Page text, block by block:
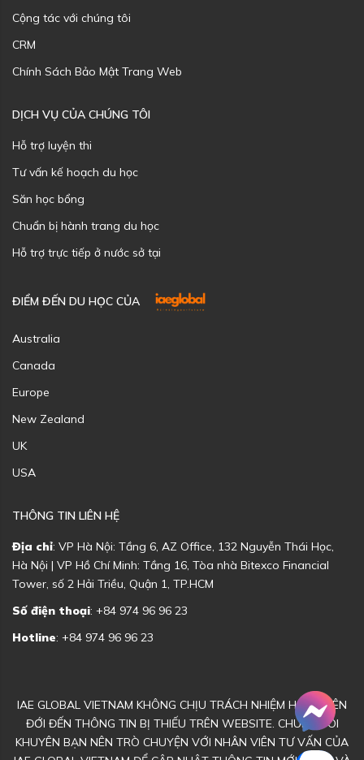
Cộng tác với chúng tôi
CRM
Chính Sách Bảo Mật Trang Web
DỊCH VỤ CỦA CHÚNG TÔI
Hỗ trợ luyện thi
Tư vấn kế hoạch du học
Săn học bổng
Chuẩn bị hành trang du học
Hỗ trợ trực tiếp ở nước sở tại
ĐIỂM ĐẾN DU HỌC CỦA
Australia
Canada
Europe
New Zealand
UK
USA
THÔNG TIN LIÊN HỆ
Địa chỉ: VP Hà Nội: Tầng 6, AZ Office, 132 Nguyễn Thái Học,
Hà Nội | VP Hồ Chí Minh: Tầng 16, Tòa nhà Bitexco Financial
Tower, số 2 Hải Triều, Quận 1, TP.HCM
Số điện thoại: +84 974 96 96 23
Hotline: +84 974 96 96 23
IAE GLOBAL VIETNAM KHÔNG CHỊU TRÁCH NHIỆM HOẶC LIÊN
ĐỚI ĐẾN THÔNG TIN BỊ THIẾU TRÊN WEBSITE. CHÚNG TÔI
KHUYÊN BẠN NÊN TRÒ CHUYỆN VỚI NHÂN VIÊN TƯ VẤN CỦA